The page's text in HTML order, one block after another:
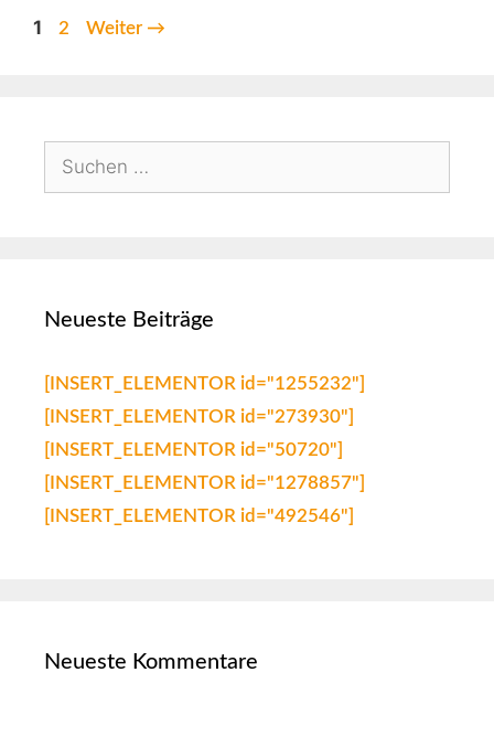
1 2 Weiter →
Neueste Beiträge
[INSERT_ELEMENTOR id="1255232"]
[INSERT_ELEMENTOR id="273930"]
[INSERT_ELEMENTOR id="50720"]
[INSERT_ELEMENTOR id="1278857"]
[INSERT_ELEMENTOR id="492546"]
Neueste Kommentare